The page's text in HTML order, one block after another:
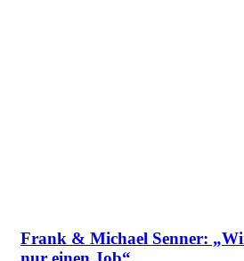
Frank & Michael Senner: